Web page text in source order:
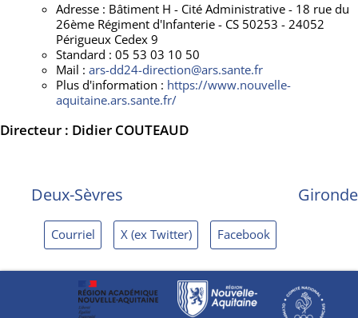
Adresse : Bâtiment H - Cité Administrative - 18 rue du
26ème Régiment d'Infanterie - CS 50253 - 24052
Périgueux Cedex 9
Standard : 05 53 03 10 50
Mail : ars-dd24-direction@ars.sante.fr
Plus d'information : https://www.nouvelle-
aquitaine.ars.sante.fr/
Directeur : Didier COUTEAUD
Deux-Sèvres Gironde
Courriel X (ex Twitter) Facebook